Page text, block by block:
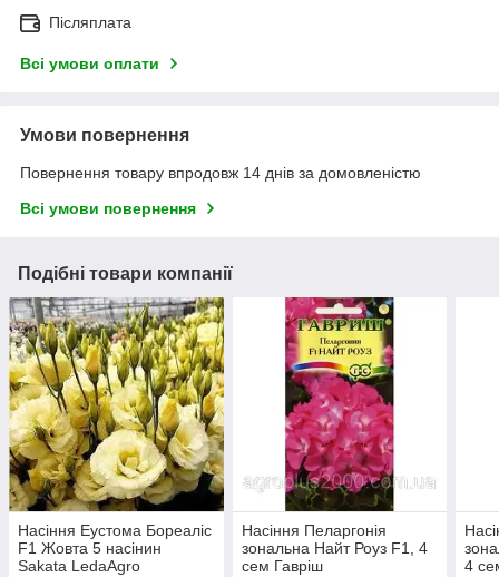
Післяплата
Всі умови оплати
Умови повернення
Повернення товару впродовж 14 днів за домовленістю
Всі умови повернення
Подібні товари компанії
Насіння Еустома Бореаліс
F1 Жовта 5 насінин
Sakata LedaAgro
Насіння Пеларгонія
зональна Найт Роуз F1, 4
сем Гавріш
4